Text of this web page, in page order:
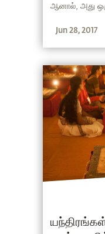
ஆனால், அது
என்பதை இந்த
கிடைக்கிறது!
Jun 28, 2017